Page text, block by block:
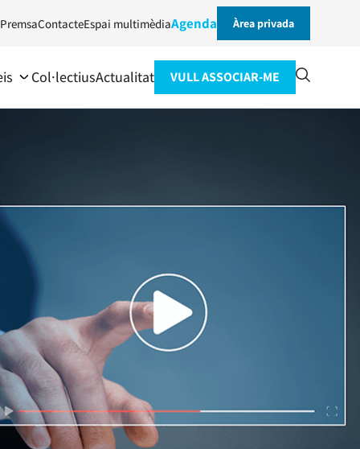
PremsaContacteEspai multimèdiaAgenda Àrea privada
Col·lectiusActualitat VULL ASSOCIAR-ME